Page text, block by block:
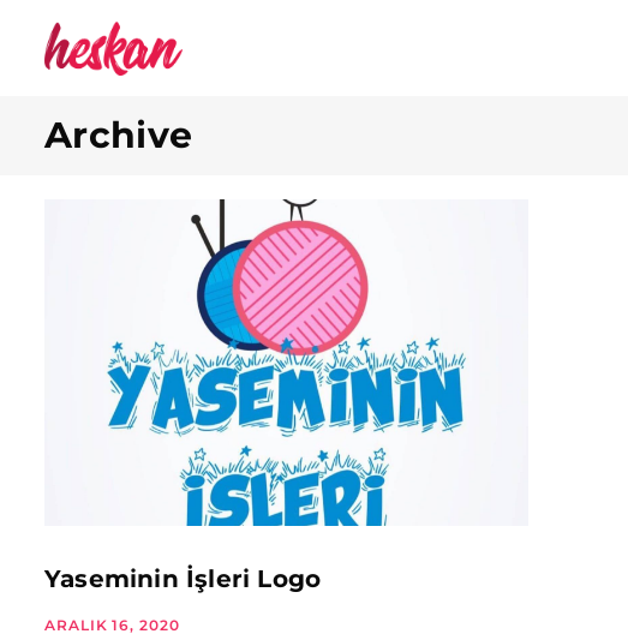
Archive
Yaseminin İşleri Logo
ARALIK 16, 2020